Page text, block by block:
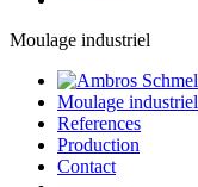
Moulage industriel
Moulage industriel
References
Production
Contact